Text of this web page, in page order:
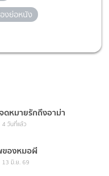
องย่อหนัง
ดหมายรักถึงอาม่า
4 วันที่แล้ว
ของหมอผี
13 มิ.ย. 69